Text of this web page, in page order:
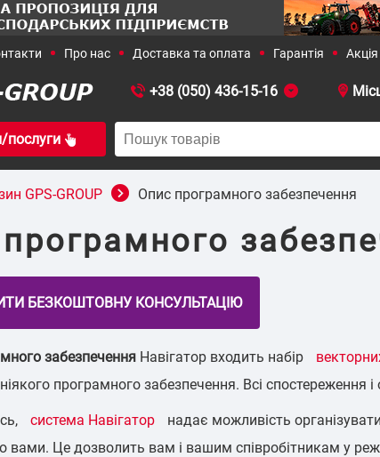
+38 (050) 436-15-16
436-15-16 +38 (067) 381-23-90
послуги
Галузеві рішення
Підземний транспорт
GPS-GROUP Опис програмного забезпечення
забезпечення Навігатор входить набір
програмного забезпечення. Всі спостереження
система Навігатор
надає можливість
вами. Це дозволить вам і вашим співробітникам у